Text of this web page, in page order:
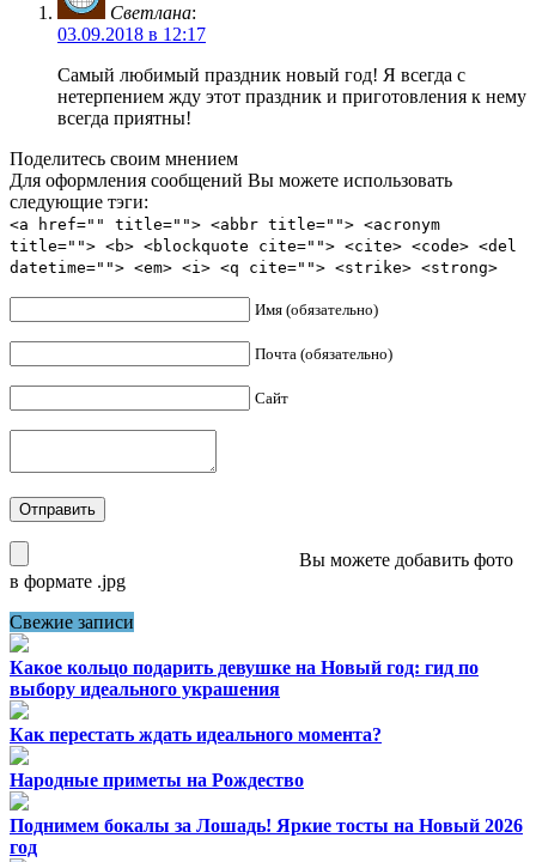
Светлана:
03.09.2018 в 12:17
Самый любимый праздник новый год! Я всегда с
нетерпением жду этот праздник и приготовления к нему
всегда приятны!
Поделитесь своим мнением
Для оформления сообщений Вы можете использовать
следующие тэги:
<a href="" title=""> <abbr title=""> <acronym
title=""> <b> <blockquote cite=""> <cite> <code> <del
datetime=""> <em> <i> <q cite=""> <strike> <strong>
Имя (обязательно)
Почта (обязательно)
Сайт
Вы можете добавить фото
в формате .jpg
Свежие записи
Какое кольцо подарить девушке на Новый год: гид по
выбору идеального украшения
Как перестать ждать идеального момента?
Народные приметы на Рождество
Поднимем бокалы за Лошадь! Яркие тосты на Новый 2026
год